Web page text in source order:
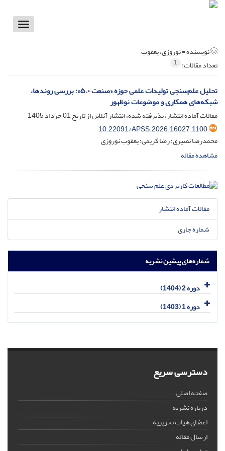
Toggle
نویسنده =نوروزی، یعقوب
تعداد مقالات: 1
تحلیل علم‌سنجی تولیدات علمی حوزه «صنعت ۵.۰»: بررسی روندها،
شبکه‌های همکاری و موضوعات نوظهور
مقالات آماده انتشار، پذیرفته شده، انتشار آنلاین از تاریخ01 خرداد 1405
10.22091/APSS.2026.16027.1100
محمدرضا نصیری؛ رضا کریمی؛ یعقوب نوروزی
مشاهده مقاله
مقالات آماده انتشار
شماره جاری
شماره‌های پیشین نشریه
دوره 2 (1404)
دوره 1 (1403)
دسترسی سریع
صفحه اصلی
درباره نشریه
اعضای هیات تحریریه
ارسال مقاله